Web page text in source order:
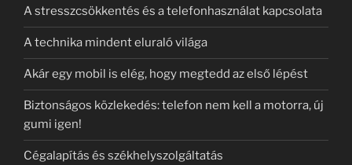
A stresszcsökkentés és a telefonhasználat kapcsolata
A technika mindent eluraló világa
Akár egy mobil is elég, hogy megtedd az első lépést
Biztonságos közlekedés: telefon nem kell a motorra, új
gumi igen!
Cégalapítás és székhelyszolgáltatás